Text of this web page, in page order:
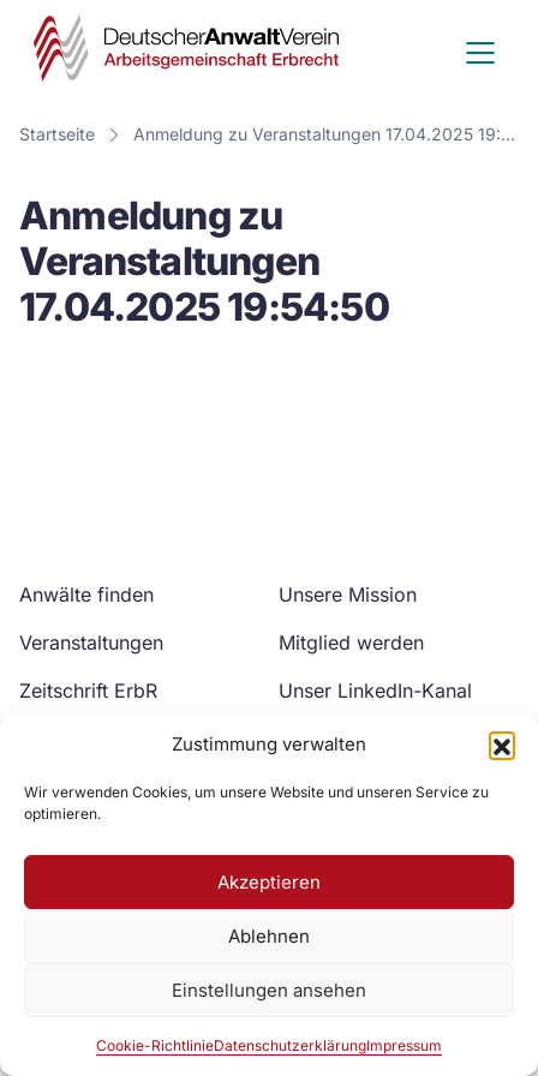
Zustimmung verwalten
Wir verwenden Cookies, um unsere Website und unseren Service zu
optimieren.
Akzeptieren
Ablehnen
Einstellungen ansehen
Cookie-RichtlinieDatenschutzerklärungImpressum
Deutscher
Anwalt
Verein
Startseite Anmeldung zu Veranstaltungen 17.04.2025 19:54:50
Anmeldung zu
Veranstaltungen
17.04.2025 19:54:50
Anwälte finden
Veranstaltungen
Zeitschrift ErbR
Unsere Mission
Mitglied werden
Unser LinkedIn-Kanal
Unser YouTube-Kanal
Zur DAV Webseite